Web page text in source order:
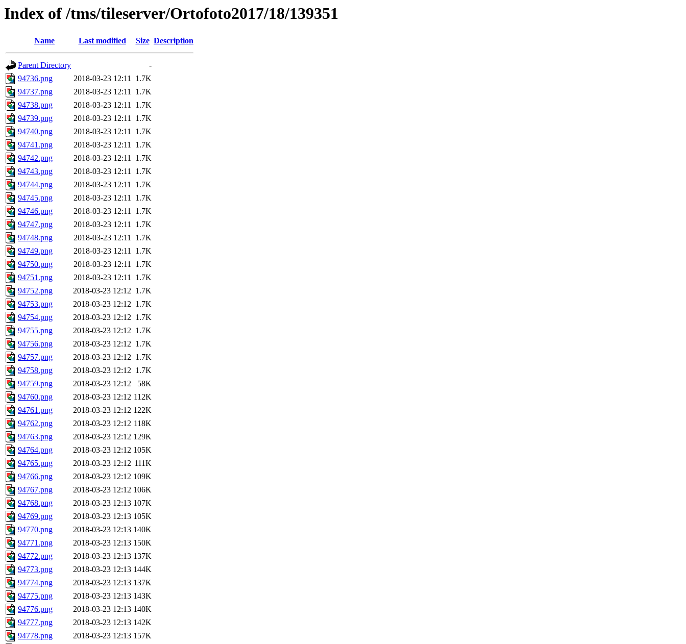
Index of /tms/tileserver/Ortofoto2017/18/139351
Name Last modified Size Description
Parent Directory
-
94736.png
2018-03-23 12:11 1.7K
94737.png
2018-03-23 12:11 1.7K
94738.png
2018-03-23 12:11 1.7K
94739.png
2018-03-23 12:11 1.7K
94740.png
2018-03-23 12:11 1.7K
94741.png
2018-03-23 12:11 1.7K
94742.png
2018-03-23 12:11 1.7K
94743.png
2018-03-23 12:11 1.7K
94744.png
2018-03-23 12:11 1.7K
94745.png
2018-03-23 12:11 1.7K
94746.png
2018-03-23 12:11 1.7K
94747.png
2018-03-23 12:11 1.7K
94748.png
2018-03-23 12:11 1.7K
94749.png
2018-03-23 12:11 1.7K
94750.png
2018-03-23 12:11 1.7K
94751.png
2018-03-23 12:11 1.7K
94752.png
2018-03-23 12:12 1.7K
94753.png
2018-03-23 12:12 1.7K
94754.png
2018-03-23 12:12 1.7K
94755.png
2018-03-23 12:12 1.7K
94756.png
2018-03-23 12:12 1.7K
94757.png
2018-03-23 12:12 1.7K
94758.png
2018-03-23 12:12 1.7K
94759.png
2018-03-23 12:12
58K
94760.png
2018-03-23 12:12 112K
94761.png
2018-03-23 12:12 122K
94762.png
2018-03-23 12:12 118K
94763.png
2018-03-23 12:12 129K
94764.png
2018-03-23 12:12 105K
94765.png
2018-03-23 12:12 111K
94766.png
2018-03-23 12:12 109K
94767.png
2018-03-23 12:12 106K
94768.png
2018-03-23 12:13 107K
94769.png
2018-03-23 12:13 105K
94770.png
2018-03-23 12:13 140K
94771.png
2018-03-23 12:13 150K
94772.png
2018-03-23 12:13 137K
94773.png
2018-03-23 12:13 144K
94774.png
2018-03-23 12:13 137K
94775.png
2018-03-23 12:13 143K
94776.png
2018-03-23 12:13 140K
94777.png
2018-03-23 12:13 142K
94778.png
2018-03-23 12:13 157K